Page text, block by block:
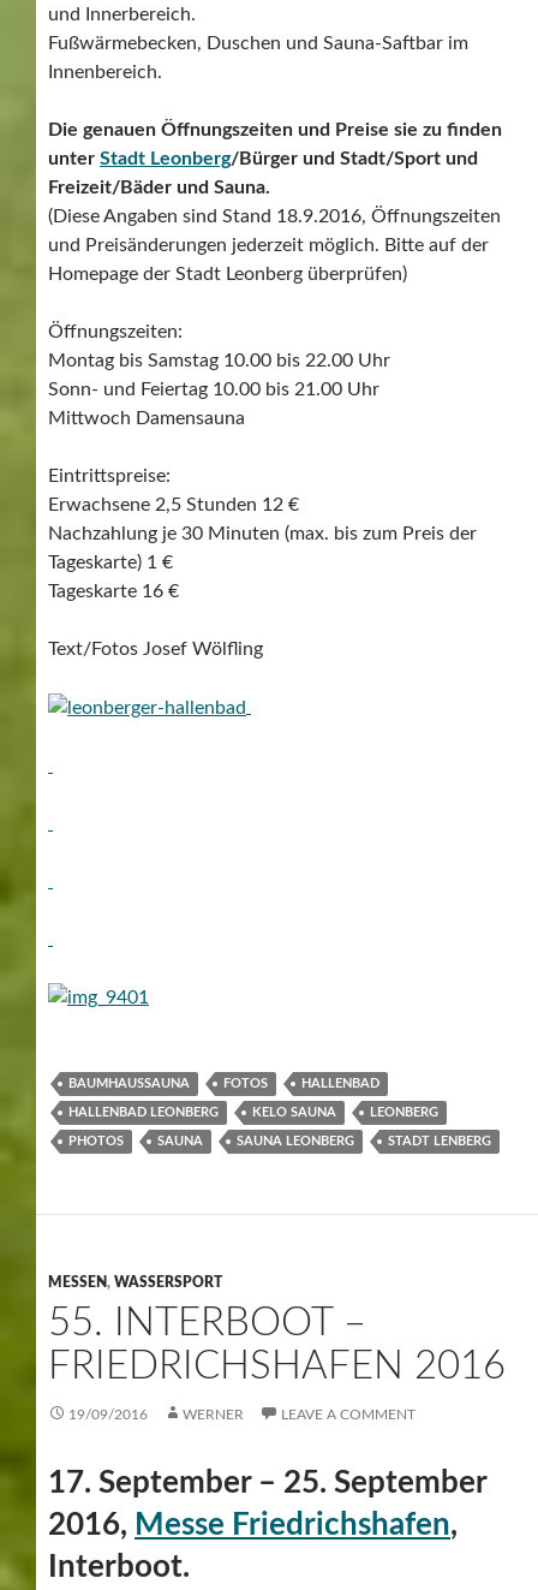
und Innerbereich.
Fußwärmebecken, Duschen und Sauna-Saftbar im
Innenbereich.
Die genauen Öffnungszeiten und Preise sie zu finden
unter Stadt Leonberg/Bürger und Stadt/Sport und
Freizeit/Bäder und Sauna.
(Diese Angaben sind Stand 18.9.2016, Öffnungszeiten
und Preisänderungen jederzeit möglich. Bitte auf der
Homepage der Stadt Leonberg überprüfen)
Öffnungszeiten:
Montag bis Samstag 10.00 bis 22.00 Uhr
Sonn- und Feiertag 10.00 bis 21.00 Uhr
Mittwoch Damensauna
Eintrittspreise:
Erwachsene 2,5 Stunden 12 €
Nachzahlung je 30 Minuten (max. bis zum Preis der
Tageskarte) 1 €
Tageskarte 16 €
Text/Fotos Josef Wölfling
BAUMHAUSSAUNA FOTOS HALLENBAD
HALLENBAD LEONBERG KELO SAUNA LEONBERG
PHOTOS SAUNA SAUNA LEONBERG STADT LENBERG
MESSEN, WASSERSPORT
55. INTERBOOT –
FRIEDRICHSHAFEN 2016
19/09/2016 WERNER LEAVE A COMMENT
17. September – 25. September
2016, Messe Friedrichshafen,
Interboot.